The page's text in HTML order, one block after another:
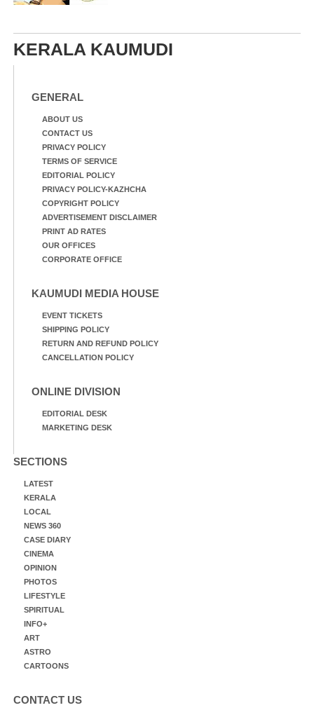
KERALA KAUMUDI
GENERAL
ABOUT US
CONTACT US
PRIVACY POLICY
TERMS OF SERVICE
EDITORIAL POLICY
PRIVACY POLICY-KAZHCHA
COPYRIGHT POLICY
ADVERTISEMENT DISCLAIMER
PRINT AD RATES
OUR OFFICES
CORPORATE OFFICE
KAUMUDI MEDIA HOUSE
EVENT TICKETS
SHIPPING POLICY
RETURN AND REFUND POLICY
CANCELLATION POLICY
ONLINE DIVISION
EDITORIAL DESK
MARKETING DESK
SECTIONS
LATEST
KERALA
LOCAL
NEWS 360
CASE DIARY
CINEMA
OPINION
PHOTOS
LIFESTYLE
SPIRITUAL
INFO+
ART
ASTRO
CARTOONS
CONTACT US